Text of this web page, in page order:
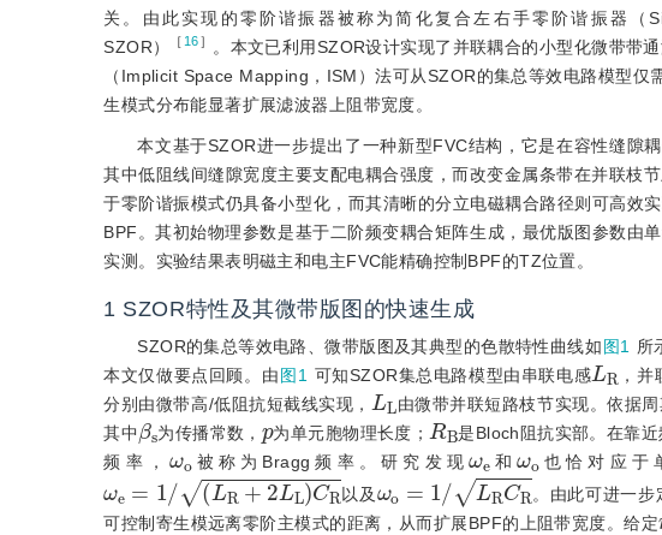
关。由此实现的零阶谐振器被称为简化复合左右手零阶谐振器（
SZOR）
［ 16］ 。本文已利用SZOR设计实现了并联耦合的小型化微带带
（Implicit Space Mapping，ISM）法可从SZOR的集总等效电路模型
生模式分布能显著扩展滤波器上阻带宽度。
本文基于SZOR进一步提出了一种新型FVC结构，它是在容性缝隙
其中低阻线间缝隙宽度主要支配电耦合强度，而改变金属条带在并联枝
于零阶谐振模式仍具备小型化，而其清晰的分立电磁耦合路径则可高效
BPF。其初始物理参数是基于二阶频变耦合矩阵生成，最优版图参数由
实测。实验结果表明磁主和电主FVC能精确控制BPF的TZ位置。
1 SZOR特性及其微带版图的快速生成
SZOR的集总等效电路、微带版图及其典型的色散特性曲线如图1 所
本文仅做要点回顾。由图1 可知SZOR集总电路模型由串联电感
LR
，并
分别由微带高/低阻抗短截线实现，
L
由微带并联短路枝节实现。依据
其中
βs
为传播常数，
p
为单元胞物理长度；
RB
是Bloch阻抗实部。在靠近
频率，
ωo
被称为Bragg频率。研究发现
ω e
和
ωo
也恰对应于
1/ L R+2LLCR
以及
1/ L RCR
。由此可进一
可控制寄生模远离零阶主模式的距离，从而扩展BPF的上阻带宽度。给定